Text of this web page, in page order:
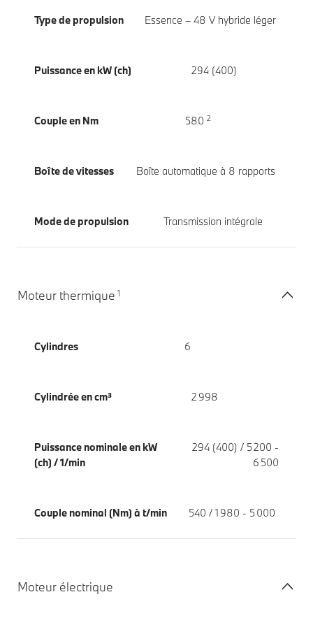
Type de propulsion Essence – 48 V hybride léger
Puissance en kW (ch) 294 (400)
Couple en Nm 580 2
Boîte de vitesses Boîte automatique à 8 rapports
Mode de propulsion Transmission intégrale
Moteur thermique 1
Cylindres 6
Cylindrée en cm³ 2 998
Puissance nominale en kW
(ch) / 1/min
294 (400) / 5 200 -
6 500
Couple nominal (Nm) à t/min 540 / 1 980 - 5 000
Moteur électrique